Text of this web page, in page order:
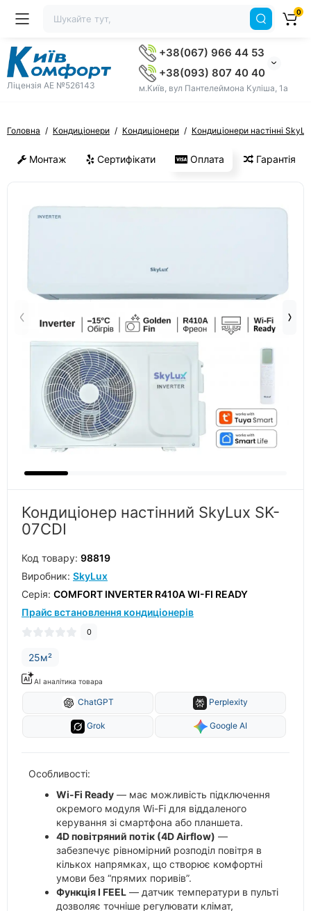
Ліцензія AE №526143
+38(067) 966 44 53
+38(093) 807 40 40
м.Київ, вул Пантелеймона Куліша, 1а
0
Головна Кондиціонери Кондиціонери Кондиціонери настінні
Монтаж Сертифікати Оплата Гарантія
Кондиціонер настінний SkyLux SK-
07CDI
Код товару: 98819
Виробник: SkyLux
Серiя: COMFORT INVERTER R410A WI-FI READY
Прайс встановлення кондиціонерів
0
25м²
AI аналітика товара
ChatGPT Perplexity
Grok Google AI
Особливості:
Wi-Fi Ready — має можливість підключення
окремого модуля Wi-Fi для віддаленого
керування зі смартфона або планшета.
4D повітряний потік (4D Airflow) —
забезпечує рівномірний розподіл повітря в
кількох напрямках, що створює комфортні
умови без “прямих поривів”.
Функція I FEEL — датчик температури в пульті
дозволяє точніше регулювати клімат,